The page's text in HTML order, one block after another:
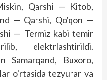
Qarshi — Kitob,
— Qarshi, Qo'qon —
— Termiz kabi temir
elektrlashtirildi.
Samarqand, Buxoro,
o'rtasida tezyurar va